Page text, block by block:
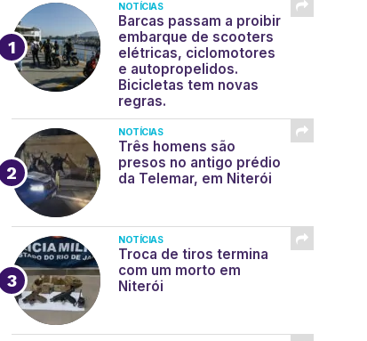
NOTÍCIAS
Barcas passam a proibir
embarque de scooters
elétricas, ciclomotores
e autopropelidos.
Bicicletas tem novas
regras.
NOTÍCIAS
Três homens são
presos no antigo prédio
da Telemar, em Niterói
NOTÍCIAS
Troca de tiros termina
com um morto em
Niterói